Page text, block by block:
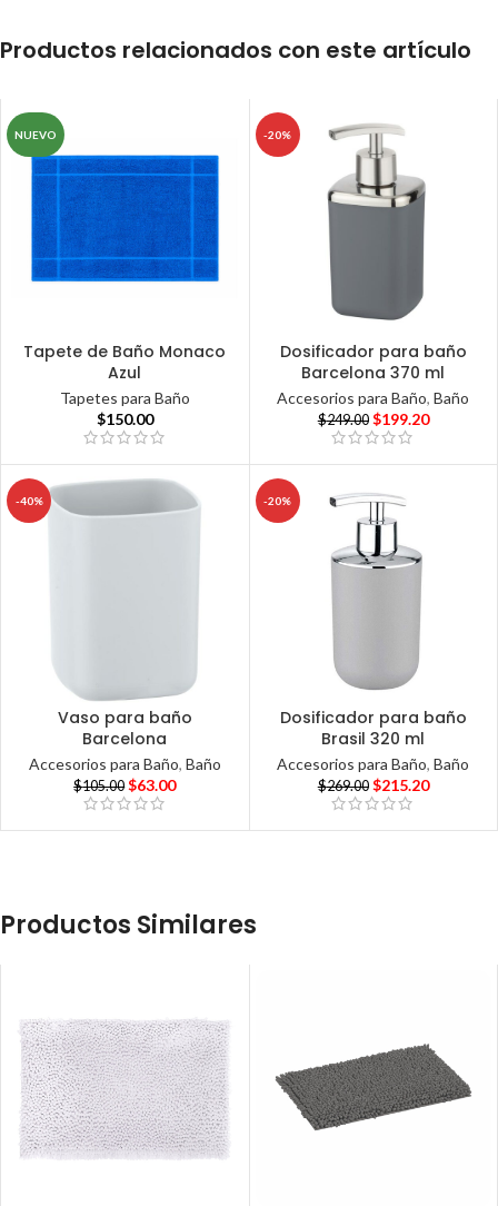
Productos relacionados con este artículo
NUEVO
Tapete de Baño Monaco
Azul
Tapetes para Baño
$150.00
-20%
Dosificador para baño
Barcelona 370 ml
Accesorios para Baño,Baño
$249.00 $199.20
-40%
Vaso para baño
Barcelona
Accesorios para Baño, Baño
$105.00 $63.00
-20%
Dosificador para baño
Brasil 320 ml
Accesorios para Baño,Baño
$269.00 $215.20
Productos Similares